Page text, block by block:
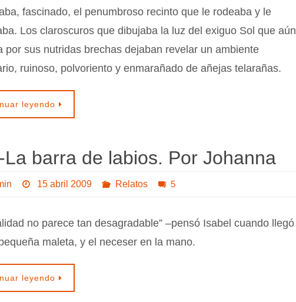
fascinado, el penumbroso recinto que le rodeaba y le
Los claroscuros que dibujaba la luz del exiguo Sol que aún
por sus nutridas brechas dejaban revelar un ambiente
ruinoso, polvoriento y enmarañado de añejas telarañas.
leyendo
La barra de labios. Por Johanna
15 abril 2009 Relatos 5
no parece tan desagradable” –pensó Isabel cuando llegó
maleta, y el neceser en la mano.
leyendo